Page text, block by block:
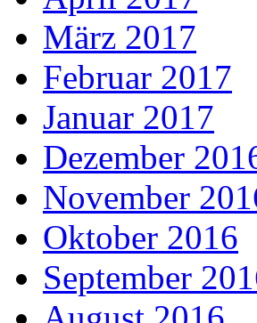
März 2017
Februar 2017
Januar 2017
Dezember
November
Oktober 2016
September